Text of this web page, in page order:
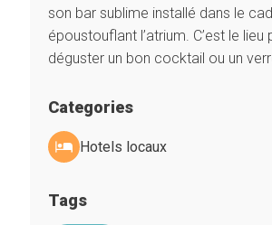
son bar sublime installé dans le
époustouflant l’atrium. C’est le lieu
déguster un bon cocktail ou un
Categories
Hotels locaux
Tags